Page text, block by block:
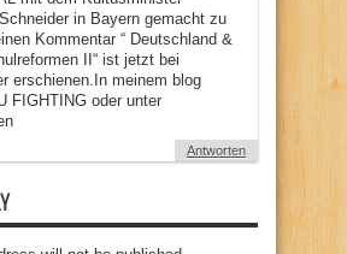
in Bayern gemacht zu
Kommentar “ Deutschland &
II“ ist jetzt bei
erschienen.In meinem blog
FIGHTING oder unter
Antworten